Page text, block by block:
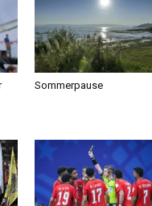
Sommerpause